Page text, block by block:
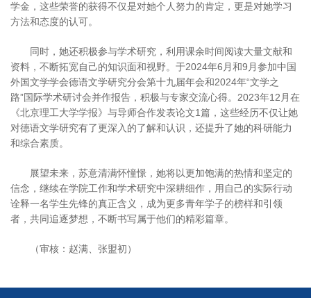
学金，这些荣誉的获得不仅是对她个人努力的肯定，更是对她学习
方法和态度的认可。
同时，她还积极参与学术研究，利用课余时间阅读大量文献和
资料，不断拓宽自己的知识面和视野。于2024年6月和9月参加中国
外国文学学会德语文学研究分会第十九届年会和2024年“文学之
路”国际学术研讨会并作报告，积极与专家交流心得。2023年12月在
《北京理工大学学报》与导师合作发表论文1篇，这些经历不仅让她
对德语文学研究有了更深入的了解和认识，还提升了她的科研能力
和综合素质。
展望未来，苏意清满怀憧憬，她将以更加饱满的热情和坚定的
信念，继续在学院工作和学术研究中深耕细作，用自己的实际行动
诠释一名学生先锋的真正含义，成为更多青年学子的榜样和引领
者，共同追逐梦想，不断书写属于他们的精彩篇章。
（审核：赵满、张盟初）